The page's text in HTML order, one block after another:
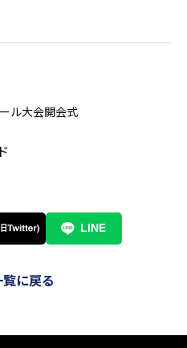
ル大会開会式
覧に戻る